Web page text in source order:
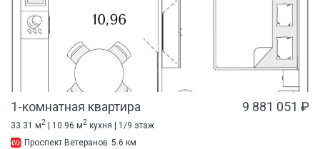
1-комнатная квартира 9 881 051 ₽
33.31 м2 | 10.96 м2 кухня | 1/9 этаж
Проспект Ветеранов 5.6 км